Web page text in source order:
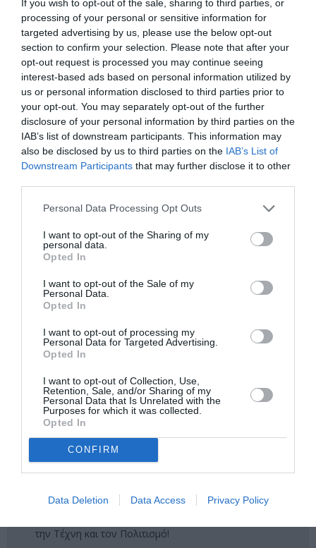
If you wish to opt-out of the sale, sharing to third parties, or
processing of your personal or sensitive information for
targeted advertising by us, please use the below opt-out
section to confirm your selection. Please note that after your
opt-out request is processed you may continue seeing
interest-based ads based on personal information utilized by
us or personal information disclosed to third parties prior to
your opt-out. You may separately opt-out of the further
disclosure of your personal information by third parties on the
IAB’s list of downstream participants. This information may
also be disclosed by us to third parties on the IAB’s List of
Downstream Participants that may further disclose it to other
Personal Data Processing Opt Outs
I want to opt-out of the Sharing of my
personal data.
Opted In
I want to opt-out of the Sale of my
Personal Data.
Opted In
I want to opt-out of processing my
Personal Data for Targeted Advertising.
Opted In
I want to opt-out of Collection, Use,
Retention, Sale, and/or Sharing of my
Personal Data that Is Unrelated with the
Purposes for which it was collected.
Opted In
CONFIRM
Data Deletion Data Access Privacy Policy
Έχει ηχογραφήσει πολλούς δίσκους με τη BIS, την ECM,
και τη Sony Classical
Κοντσέρτα για βιολίτουΜότσαρτ καιΣυμφωνία αρ. 39
σύμπραξη με την Camerata Salzburg). Το 2009 τιμήθηκε
με το βραβείο Echo Klassik για την ηχογράφηση
τουKοντσέρτου για βιολίτου Μέντελσον με τη Sony
Classical. Από το 2012 συνεργάζεται αποκλειστικά με
την Decca Classics έχοντας ηχογραφήσει τρεις δίσκους:
τον πλήρη κύκλο με τιςΣονάτεςτου Μπετόβεν σε
σύμπραξη με τον Ενρίκο Πάτσε, τοΚοντσέρτο για
Σονάτεςτου Μπραμς με τη Γιούτζα Ουάνγκ.
Ο Λεωνίδας Καβάκος παίζει στο Στραντιβάριους
«Αμπεργκαβέννυ» του 1724.
Ακολουθήστε το Culturenow.gr στο
Google News
μάθετε πρώτοι όλες τις ειδήσεις
Δείτε όλα τατελευταία νέαγια την Τέχνη και τον
Πολιτισμό στο
Νέοι Διαγωνισμοί❯
Tags
ΛΕΩΝΙΔΑΣ ΚΑΒΑΚΟΣ
Newsletter
την Τέχνη και τον Πολιτισμό!